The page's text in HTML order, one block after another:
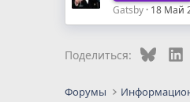
Gatsby 18 Май
Поделиться: Bluesky
Форумы